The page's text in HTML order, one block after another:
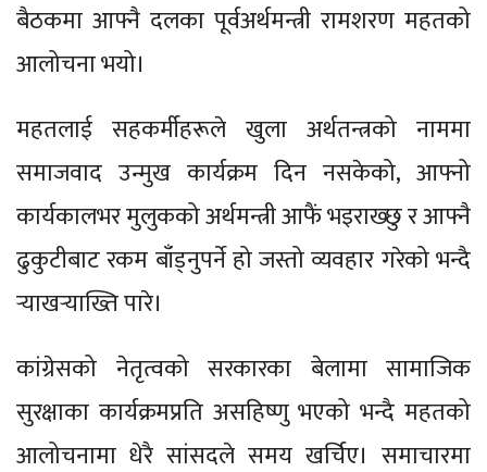
बैठकमा आफ्नै दलका पूर्वअर्थमन्त्री रामशरण महतको
आलोचना भयो।
महतलाई सहकर्मीहरूले खुला अर्थतन्त्रको नाममा
समाजवाद उन्मुख कार्यक्रम दिन नसकेको, आफ्नो
कार्यकालभर मुलुकको अर्थमन्त्री आफैं भइराख्छु र आफ्नै
ढुकुटीबाट रकम बाँड्नुपर्ने हो जस्तो व्यवहार गरेको भन्दै
र्‍याखर्‍याख्ति पारे।
कांग्रेसको नेतृत्वको सरकारका बेलामा सामाजिक
सुरक्षाका कार्यक्रमप्रति असहिष्णु भएको भन्दै महतको
आलोचनामा धेरै सांसदले समय खर्चिए। समाचारमा